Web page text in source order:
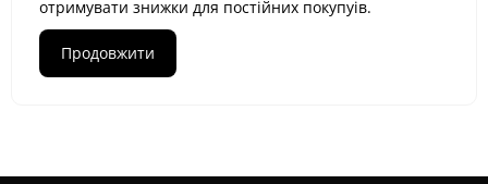
отримувати знижки для постійних покупуів.
Продовжити